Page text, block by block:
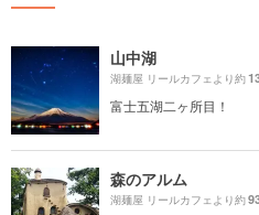
山中湖
湖麺屋 リールカフェより約
富士五湖二ヶ所目！
森のアルム
湖麺屋 リールカフェより約